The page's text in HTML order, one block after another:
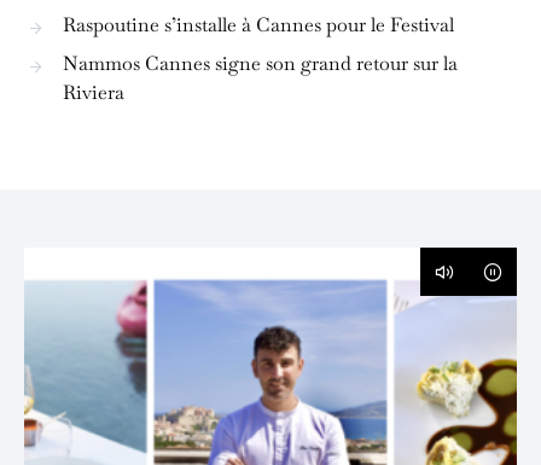
Raspoutine s’installe à Cannes pour le Festival
Nammos Cannes signe son grand retour sur la
Riviera